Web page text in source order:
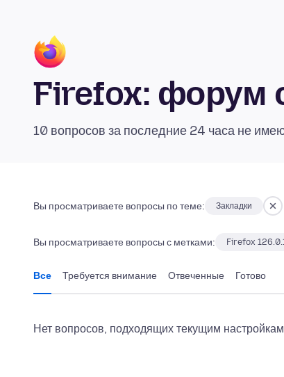
Firefox: форум
10 вопросов за последние 24 часа не
Вы просматриваете вопросы по теме: Закладки
Вы просматриваете вопросы с метками: Firefox
Все Требуется внимание Отвеченные Готово
Нет вопросов, подходящих текущим